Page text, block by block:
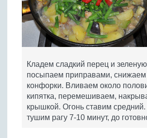
Кладем сладкий перец и
посыпаем приправами, снижаем
конфорки. Вливаем около
кипятка, перемешиваем,
крышкой. Огонь ставим
тушим рагу 7-10 минут, до